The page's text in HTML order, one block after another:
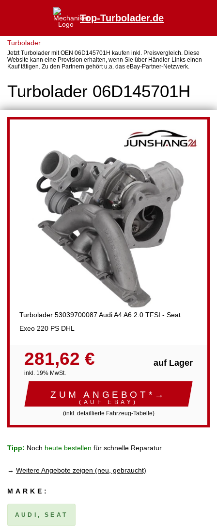
Top-Turbolader.de
Turbolader
Jetzt Turbolader mit OEN 06D145701H kaufen inkl. Preisvergleich. Diese
Website kann eine Provision erhalten, wenn Sie über Händler-Links einen
Kauf tätigen. Zu den Partnern gehört u.a. das eBay-Partner-Netzwerk.
Turbolader 06D145701H
Turbolader 53039700087 Audi A4 A6 2.0 TFSI - Seat
Exeo 220 PS DHL
281,62 €
inkl. 19% MwSt.
auf Lager
ZUM ANGEBOT*→
(AUF EBAY)
(inkl. detaillierte Fahrzeug-Tabelle)
Tipp: Noch heute bestellen für schnelle Reparatur.
→ Weitere Angebote zeigen (neu, gebraucht)
MARKE:
AUDI, SEAT